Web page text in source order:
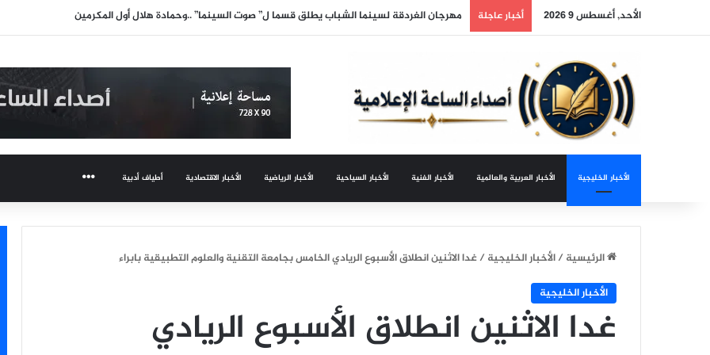
الأحد, أغسطس 9 2026 أخبار عاجلة البيوت لا تهدمها الخلافات… بل تهدمها الأبواب المفتوحة
الأخبار الخليجية الأخبار العربية والعالمية الأخبار الفنية الأخبار السياحية الأخبار الرياضية الأخبار الاقتصادية أطياف أدبية
الرئيسية/الأخبار الخليجية/غدا الاثنين انطلاق الأسبوع الريادي الخامس بجامعة التقنية والعلوم التطبيقية بابراء
الأخبار الخليجية
غدا الاثنين انطلاق الأسبوع الريادي